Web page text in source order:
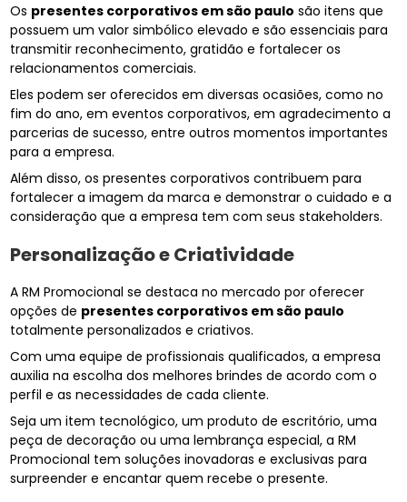
Os presentes corporativos em são paulo são itens que
possuem um valor simbólico elevado e são essenciais para
transmitir reconhecimento, gratidão e fortalecer os
relacionamentos comerciais.
Eles podem ser oferecidos em diversas ocasiões, como no
fim do ano, em eventos corporativos, em agradecimento a
parcerias de sucesso, entre outros momentos importantes
para a empresa.
Além disso, os presentes corporativos contribuem para
fortalecer a imagem da marca e demonstrar o cuidado e a
consideração que a empresa tem com seus stakeholders.
Personalização e Criatividade
A RM Promocional se destaca no mercado por oferecer
opções de presentes corporativos em são paulo
totalmente personalizados e criativos.
Com uma equipe de profissionais qualificados, a empresa
auxilia na escolha dos melhores brindes de acordo com o
perfil e as necessidades de cada cliente.
Seja um item tecnológico, um produto de escritório, uma
peça de decoração ou uma lembrança especial, a RM
Promocional tem soluções inovadoras e exclusivas para
surpreender e encantar quem recebe o presente.